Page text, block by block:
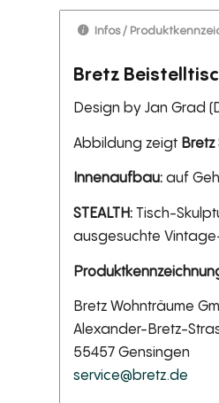
Infos /
Bretz
Design by Jan Grad
Abbildung zeigt
Innenaufbau:auf
STEALTH:Tisch-
ausgesuchte
Bretz Wohnträume
Alexander-Bretz-
55457 Gensingen
service@bretz.de